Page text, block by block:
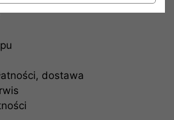
dostawa